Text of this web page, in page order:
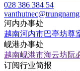
028 386 384 54
河内办事处
越南河内市巴亭坊尊
岘港办事处
越南岘港市海云坊阮
订阅行业简报